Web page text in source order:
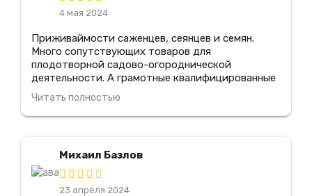
4 мая 2024
Приживаймости саженцев, сеянцев и семян.
Много сопутствующих товаров для
плодотворной садово-огороднической
деятельности. А грамотные квалифицированные
специалисты всегда подскажут что именно
подходит для моего сада. Отдельное спасибо.
Несколько вариантов видов доставки. В
этом магазине, всем доволен.
Читать полностью
Михаил Базлов
23 апреля 2024